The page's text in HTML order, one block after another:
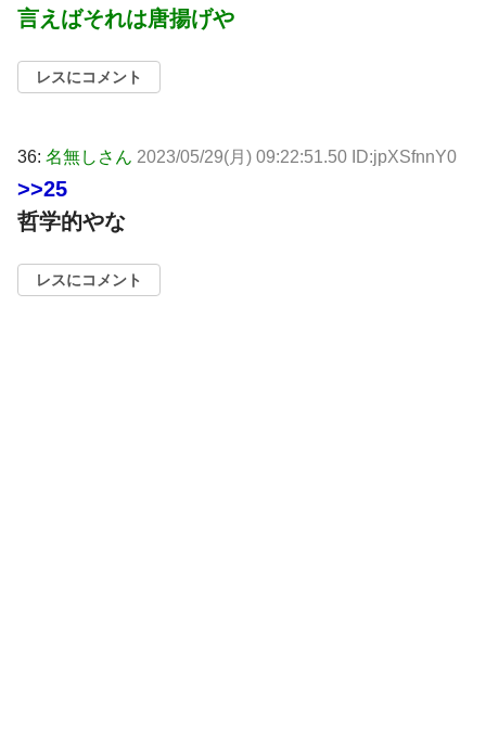
言えばそれは唐揚げや
レスにコメント
36: 名無しさん 2023/05/29(月) 09:22:51.50 ID:jpXSfnnY0
>>25
哲学的やな
レスにコメント